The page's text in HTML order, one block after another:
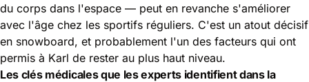
du corps dans l'espace — peut en revanche s'améliorer
avec l'âge chez les sportifs réguliers. C'est un atout décisif
en snowboard, et probablement l'un des facteurs qui ont
permis à Karl de rester au plus haut niveau.
Les clés médicales que les experts identifient dans la